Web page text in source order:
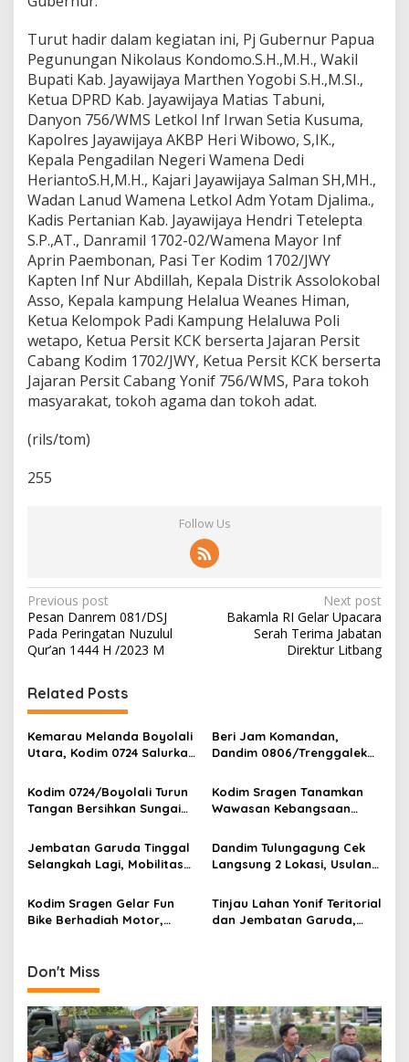
Turut hadir dalam kegiatan ini, Pj Gubernur Papua
Pegunungan Nikolaus Kondomo.S.H.,M.H., Wakil
Bupati Kab. Jayawijaya Marthen Yogobi S.H.,M.SI.,
Ketua DPRD Kab. Jayawijaya Matias Tabuni,
Danyon 756/WMS Letkol Inf Irwan Setia Kusuma,
Kapolres Jayawijaya AKBP Heri Wibowo, S,IK.,
Kepala Pengadilan Negeri Wamena Dedi
HeriantoS.H,M.H., Kajari Jayawijaya Salman SH,MH.,
Wadan Lanud Wamena Letkol Adm Yotam Djalima.,
Kadis Pertanian Kab. Jayawijaya Hendri Tetelepta
S.P.,AT., Danramil 1702-02/Wamena Mayor Inf
Aprin Paembonan, Pasi Ter Kodim 1702/JWY
Kapten Inf Nur Abdillah, Kepala Distrik Assolokobal
Asso, Kepala kampung Helalua Weanes Himan,
Ketua Kelompok Padi Kampung Helaluwa Poli
wetapo, Ketua Persit KCK berserta Jajaran Persit
Cabang Kodim 1702/JWY, Ketua Persit KCK berserta
Jajaran Persit Cabang Yonif 756/WMS, Para tokoh
masyarakat, tokoh agama dan tokoh adat.
(rils/tom)
255
Follow Us
P
o
s
t
n
a
v
i
g
t
o
Previous post
Pesan Danrem 081/DSJ
Pada Peringatan Nuzulul
Qur’an 1444 H /2023 M
Next post
Bakamla RI Gelar Upacara
Serah Terima Jabatan
Direktur Litbang
Related Posts
Kemarau Melanda Boyolali
Utara, Kodim 0724 Salurkan
Beri Jam Komandan,
Dandim 0806/Trenggalek
Kodim 0724/Boyolali Turun
Tangan Bersihkan Sungai
Kodim Sragen Tanamkan
Wawasan Kebangsaan
Pelajar Tentang Hal Ini
Jembatan Garuda Tinggal
Selangkah Lagi, Mobilitas
Pulih
Dandim Tulungagung Cek
Langsung 2 Lokasi, Usulan
Disiapkan Berdasarkan
Kondisi Lapangan
Kodim Sragen Gelar Fun
Bike Berhadiah Motor,
Tinjau Lahan Yonif Teritorial
dan Jembatan Garuda,
Don't Miss